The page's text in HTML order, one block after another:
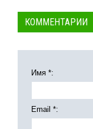
КОММЕНТАРИИ
Имя *:
Email *: